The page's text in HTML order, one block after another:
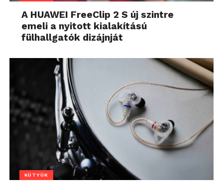
A HUAWEI FreeClip 2 S új szintre
emeli a nyitott kialakítású
fülhallgatók dizájnját
KÜTYÜK